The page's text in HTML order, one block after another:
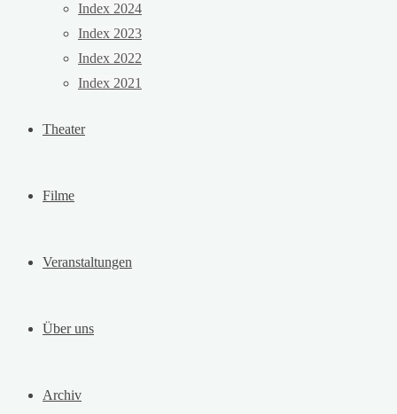
Index 2024
Index 2023
Index 2022
Index 2021
Theater
Filme
Veranstaltungen
Über uns
Archiv